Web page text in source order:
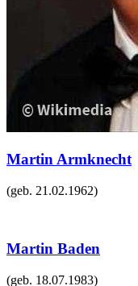
Martin Armknecht
(geb. 21.02.1962)
Martin Baden
(geb. 18.07.1983)